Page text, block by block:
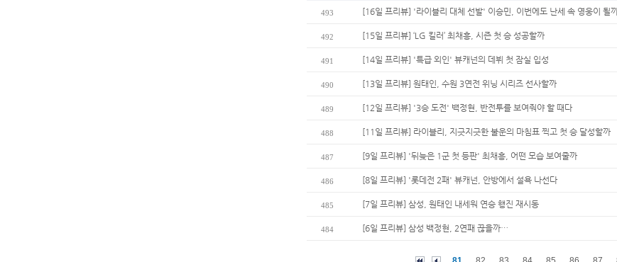
493 [16일 프리뷰] '라이블리 대체 선발' 이승민, 이번에도 난세 속 영웅이 될
492 [15일 프리뷰] ‘LG 킬러’ 최채흥, 시즌 첫 승 성공할까
491 [14일 프리뷰] '특급 외인' 뷰캐넌의 데뷔 첫 잠실 입성
490 [13일 프리뷰] 원태인, 수원 3연전 위닝 시리즈 선사할까
489 [12일 프리뷰] '3승 도전' 백정현, 반전투를 보여줘야 할 때다
488 [11일 프리뷰] 라이블리, 지긋지긋한 불운의 마침표 찍고 첫 승 달성할까
487 [9일 프리뷰] '뒤늦은 1군 첫 등판' 최채흥, 어떤 모습 보여줄까
486 [8일 프리뷰] '롯데전 2패' 뷰캐넌, 안방에서 설욕 나선다
485 [7일 프리뷰] 삼성, 원태인 내세워 연승 행진 재시동
484 [6일 프리뷰] 삼성 백정현, 2연패 끊을까…